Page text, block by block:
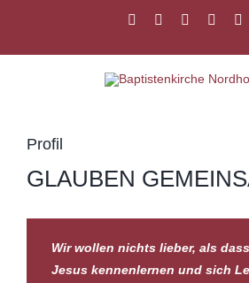
springen
FacebookInstagramYouTube
Spotify
Profil
GLAUBEN
Wir wollen nichts lieber, als
Jesus kennenlernen und sich